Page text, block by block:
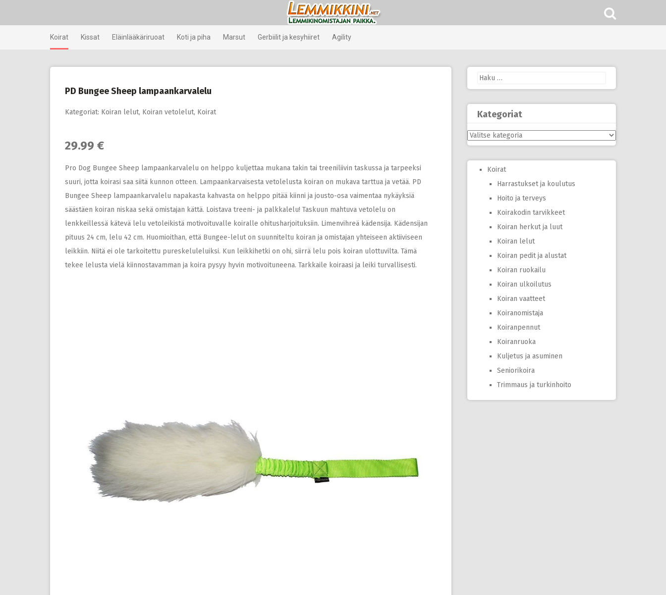
Koirat Kissat Eläinlääkäriruoat Koti ja piha Marsut Gerbiilit ja kesyhiiret Agility
PD Bungee Sheep lampaankarvalelu
Kategoriat: Koiran lelut, Koiran vetolelut, Koirat
29.99 €
Pro Dog Bungee Sheep lampaankarvalelu on helppo kuljettaa mukana takin tai treeniliivin taskussa ja tarpeeksi
suuri, jotta koirasi saa siitä kunnon otteen. Lampaankarvaisesta vetolelusta koiran on mukava tarttua ja vetää. PD
Bungee Sheep lampaankarvalelu napakasta kahvasta on helppo pitää kiinni ja jousto-osa vaimentaa nykäyksiä
säästäen koiran niskaa sekä omistajan kättä. Loistava treeni- ja palkkalelu! Taskuun mahtuva vetolelu on
lenkkeillessä kätevä lelu vetoleikistä motivoituvalle koiralle ohitusharjoituksiin. Limenvihreä kädensija. Kädensijan
pituus 24 cm, lelu 42 cm. Huomioithan, että Bungee-lelut on suunniteltu koiran ja omistajan yhteiseen aktiiviseen
leikkiin. Niitä ei ole tarkoitettu pureskeluleluiksi. Kun leikkihetki on ohi, siirrä lelu pois koiran ulottuvilta. Tämä
tekee lelusta vielä kiinnostavamman ja koira pysyy hyvin motivoituneena. Tarkkaile koiraasi ja leiki turvallisesti.
Haku:
Kategoriat
Kategoriat
Koirat
Harrastukset ja koulutus
Hoito ja terveys
Koirakodin tarvikkeet
Koiran herkut ja luut
Koiran lelut
Koiran pedit ja alustat
Koiran ruokailu
Koiran ulkoilutus
Koiran vaatteet
Koiranomistaja
Koiranpennut
Koiranruoka
Kuljetus ja asuminen
Seniorikoira
Trimmaus ja turkinhoito